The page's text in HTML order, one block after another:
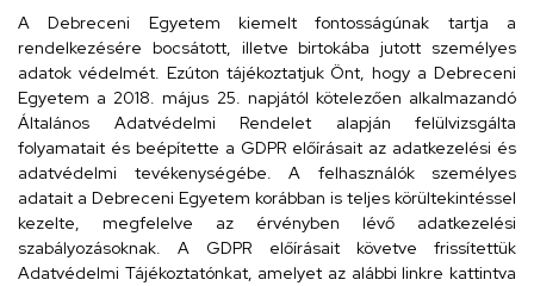
iskola@kossuth-alt.unideb.hu
Cím
4024 Debrecen, Kossuth utca 33.
Szervezeti telefonkönyv
A Debreceni Egyetem kiemelt fontosságúnak tartja a
rendelkezésére bocsátott, illetve birtokába jutott személyes
adatok védelmét. Ezúton tájékoztatjuk Önt, hogy a Debreceni
Egyetem a 2018. május 25. napjától kötelezően alkalmazandó
Általános Adatvédelmi Rendelet alapján felülvizsgálta
folyamatait és beépítette a GDPR előírásait az adatkezelési és
adatvédelmi tevékenységébe. A felhasználók személyes
adatait a Debreceni Egyetem korábban is teljes körültekintéssel
kezelte, megfelelve az érvényben lévő adatkezelési
szabályozásoknak. A GDPR előírásait követve frissítettük
Adatvédelmi Tájékoztatónkat, amelyet az alábbi linkre kattintva